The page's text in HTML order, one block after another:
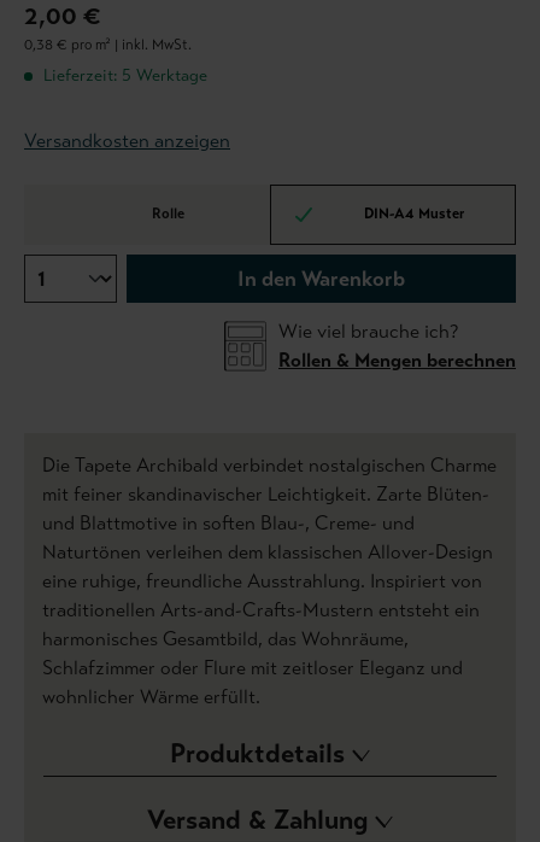
2,00 €
0,38 € pro m² | inkl. MwSt.
Lieferzeit: 5 Werktage
Versandkosten anzeigen
Rolle DIN-A4 Muster
In den Warenkorb
Wie viel brauche ich?
Rollen & Mengen berechnen
Die Tapete Archibald verbindet nostalgischen Charme
mit feiner skandinavischer Leichtigkeit. Zarte Blüten-
und Blattmotive in soften Blau-, Creme- und
Naturtönen verleihen dem klassischen Allover-Design
eine ruhige, freundliche Ausstrahlung. Inspiriert von
traditionellen Arts-and-Crafts-Mustern entsteht ein
harmonisches Gesamtbild, das Wohnräume,
Schlafzimmer oder Flure mit zeitloser Eleganz und
wohnlicher Wärme erfüllt.
Produktdetails
Versand & Zahlung